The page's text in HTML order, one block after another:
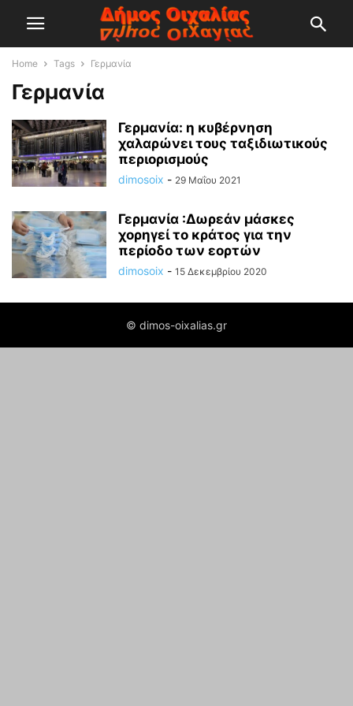
Home Tags Γερμανία
Γερμανία
Γερμανία: η κυβέρνηση
χαλαρώνει τους ταξιδιωτικούς
περιορισμούς
dimosoix - 29 Μαΐου 2021
Γερμανία :Δωρεάν μάσκες
χορηγεί το κράτος για την
περίοδο των εορτών
dimosoix - 15 Δεκεμβρίου 2020
© dimos-oixalias.gr